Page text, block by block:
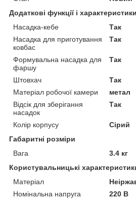
Додаткові функції і характеристики
Насадка-кебе
Так
Насадка для приготування
ковбас
Так
Формувальна насадка для
фаршу
Так
Штовхач
Так
Матеріал робочої камери
метал
Відсік для зберігання
насадок
Так
Колір корпусу
Сірий
Габаритні розміри
Вага
3.4 кг
Користувальницькі
Матеріал
Номінальна напруга
220 В